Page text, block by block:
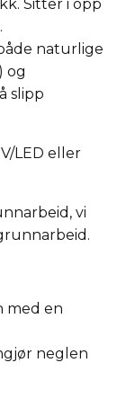
Sitter i opp
naturlige
og
slipp
LED eller
vi
med en
neglen